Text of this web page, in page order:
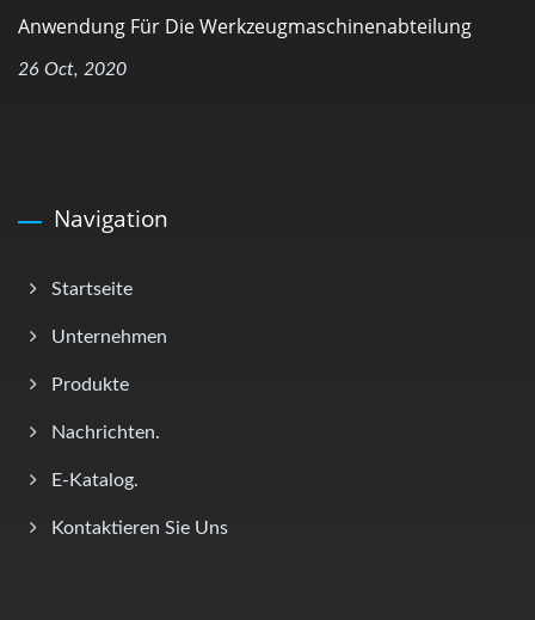
Anwendung Für Die Werkzeugmaschinenabteilung
26 Oct, 2020
Navigation
Startseite
Unternehmen
Produkte
Nachrichten.
E-Katalog.
Kontaktieren Sie Uns